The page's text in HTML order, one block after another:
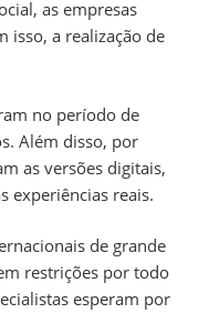
as empresas
isso, a realização de
no período de
Além disso, por
as versões digitais,
experiências reais.
de grande
restrições por todo
esperam por